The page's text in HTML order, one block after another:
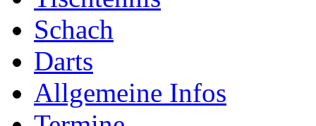
Schach
Darts
Allgemeine Infos